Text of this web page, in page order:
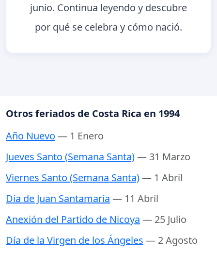
junio. Continua leyendo y descubre
por qué se celebra y cómo nació.
Otros feriados de Costa Rica en 1994
Año Nuevo — 1 Enero
Jueves Santo (Semana Santa)— 31 Marzo
Viernes Santo (Semana Santa)— 1 Abril
Día de Juan Santamaría — 11 Abril
Anexión del Partido de Nicoya — 25 Julio
Día de la Virgen de los Ángeles — 2 Agosto